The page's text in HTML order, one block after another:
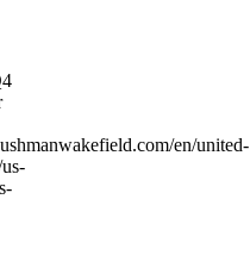
en/united-